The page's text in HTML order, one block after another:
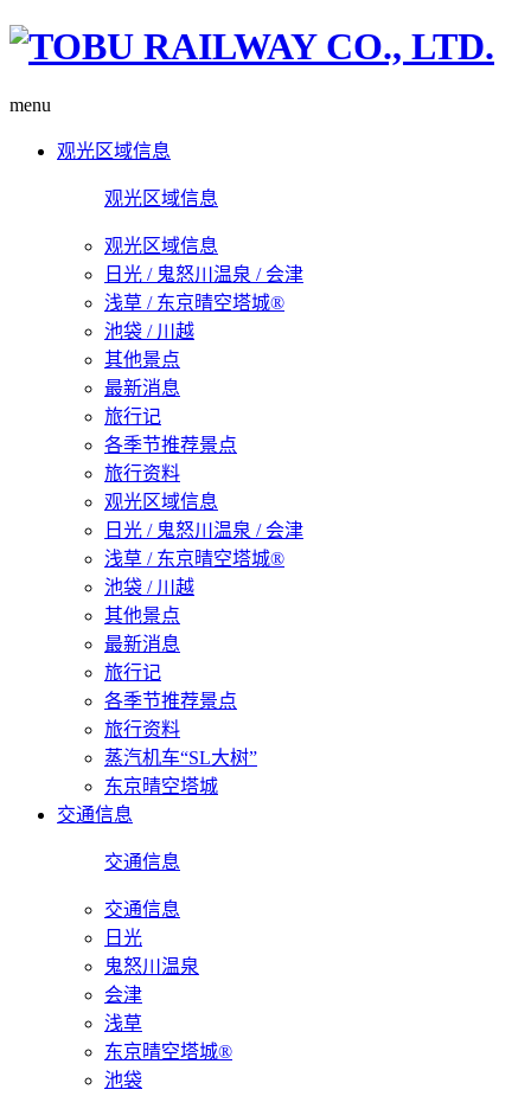
menu
观光区域信息
观光区域信息
观光区域信息
日光 / 鬼怒川温泉 / 会津
浅草 / 东京晴空塔城®
池袋 / 川越
其他景点
最新消息
旅行记
各季节推荐景点
旅行资料
观光区域信息
日光 / 鬼怒川温泉 / 会津
浅草 / 东京晴空塔城®
池袋 / 川越
其他景点
最新消息
旅行记
各季节推荐景点
旅行资料
蒸汽机车“SL大树”
东京晴空塔城
交通信息
交通信息
交通信息
日光
鬼怒川温泉
会津
浅草
东京晴空塔城®
池袋